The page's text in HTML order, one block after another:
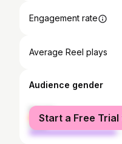
Engagement rate
Average Reel plays
Audience gender
female
male
Start a Free Trial